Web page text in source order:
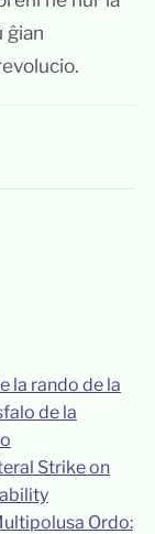
ĝian
la rando de la
de la
Ordo: